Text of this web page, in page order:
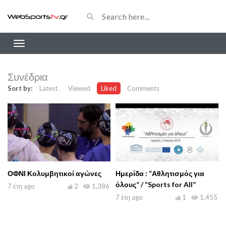
Συνέδρια
Sort by: Latest Viewed Liked Comments
ΟΦΝΙ Κολυμβητικοί αγώνες
7 έτη ago 1,386
2
Ημερίδα : “Αθλητισμός για
όλους” / “Sports for All”
7 έτη ago 1,455
1